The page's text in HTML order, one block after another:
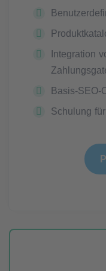
Integration
Basis-SEO-
Schulung